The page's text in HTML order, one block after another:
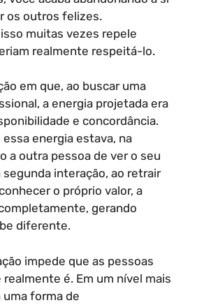
os outros felizes.
muitas vezes repele
realmente respeitá-lo.
em que, ao buscar uma
a energia projetada era
e concordância.
energia estava, na
a outra pessoa de ver o seu
segunda interação, ao retrair
o próprio valor, a
gerando
diferente.
impede que as pessoas
é. Em um nível mais
forma de